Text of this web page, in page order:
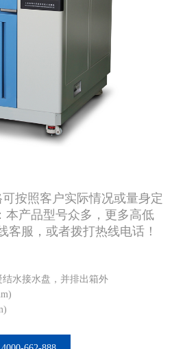
按照客户实际情况或量身定
本产品型号众多，更多高低
客服，或者拨打热线电话！
水接水盘，并排出箱外